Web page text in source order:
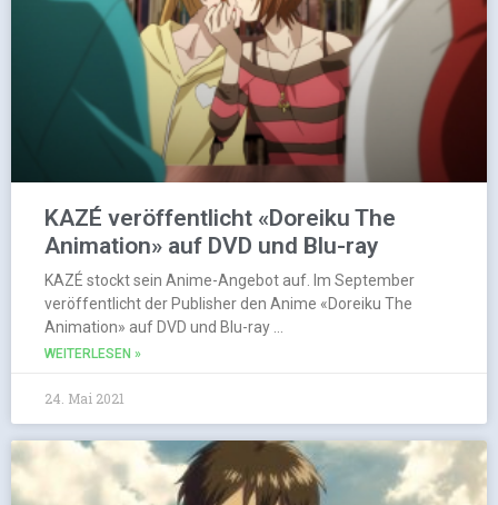
KAZÉ veröffentlicht «Doreiku The
Animation» auf DVD und Blu-ray
KAZÉ stockt sein Anime-Angebot auf. Im September
veröffentlicht der Publisher den Anime «Doreiku The
Animation» auf DVD und Blu-ray …
WEITERLESEN »
24. Mai 2021